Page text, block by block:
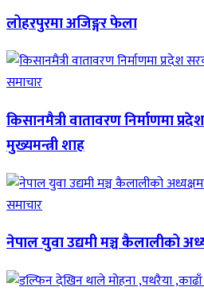
लोहरपुरमा अजिङ्गर फेला
समाचार
किसानमैत्री वातावरण निर्माणमा
मुख्यमन्त्री शाह
समाचार
नेपाल युवा उद्यमी मञ्च कैलालीको